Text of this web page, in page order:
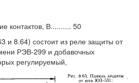
контактов, В.......... 50
и 8.64) состоит из реле защиты от
РЭВ-299 и добавочных
регулируемый,